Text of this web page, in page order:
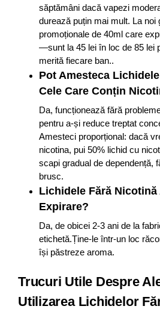
săptămâni dacă vapezi
durează puțin mai mult. La noi
promoționale de 40ml care
—sunt la 45 lei în loc de 85 lei
merită fiecare ban..
Pot Amesteca
Cele Care Conțin
Da, funcționează fără
pentru a-și reduce treptat
Amesteci proporțional: dacă
nicotina, pui 50% lichid cu
scapi gradual de dependență,
brusc.
Lichidele Fără Nicotină
Expirare?
Da, de obicei 2-3 ani de la
etichetă.Ține-le într-un loc
își păstreze aroma.
Trucuri Utile Despre
Utilizarea Lichidelor